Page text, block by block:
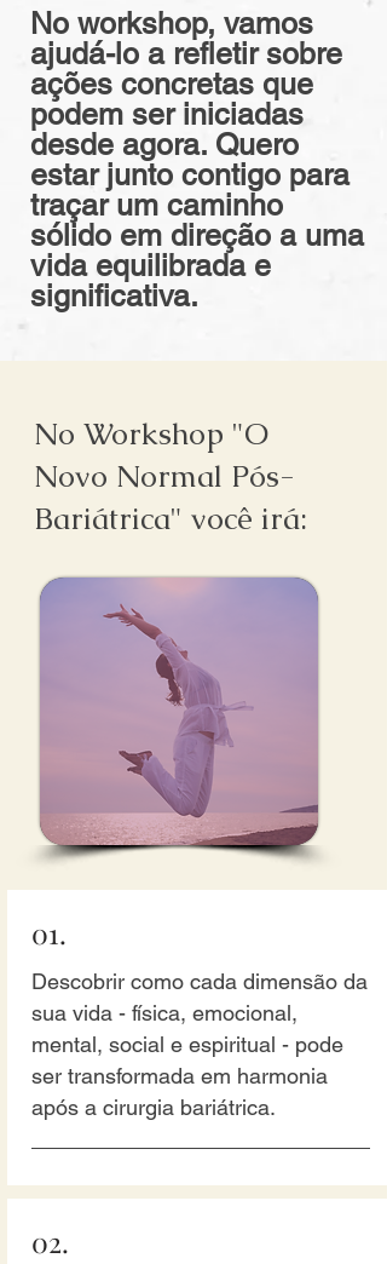
No workshop, vamos
ajudá-lo a refletir sobre
ações concretas que
podem ser iniciadas
desde agora. Quero
estar junto contigo para
traçar um caminho
sólido em direção a uma
vida equilibrada e
significativa.
No Workshop "O
Novo Normal Pós-
Bariátrica" você irá:
01.
Descobrir como cada dimensão da
sua vida - física, emocional,
mental, social e espiritual - pode
ser transformada em harmonia
após a cirurgia bariátrica.
02.